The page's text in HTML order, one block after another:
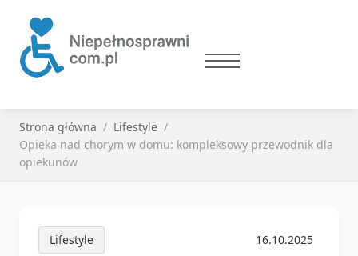
Strona główna
Lifestyle
Opieka nad chorym w domu: kompleksowy przewodnik dla
opiekunów
Lifestyle 16.10.2025